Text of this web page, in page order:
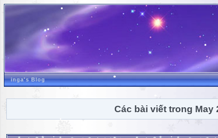
inga's Blog
Các bài viết trong May